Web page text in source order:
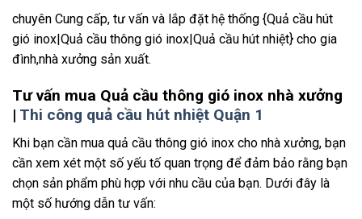
chuyên Cung cấp, tư vấn và lắp đặt hệ thống {Quả cầu hút
gió inox|Quả cầu thông gió inox|Quả cầu hút nhiệt} cho gia
đình,nhà xưởng sản xuất.
Tư vấn mua Quả cầu thông gió inox nhà xưởng
| Thi công quả cầu hút nhiệt Quận 1
Khi bạn cần mua quả cầu thông gió inox cho nhà xưởng, bạn
cần xem xét một số yếu tố quan trọng để đảm bảo rằng bạn
chọn sản phẩm phù hợp với nhu cầu của bạn. Dưới đây là
một số hướng dẫn tư vấn: